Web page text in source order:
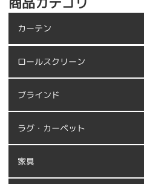
カーテン
ロールスクリーン
ブラインド
ラグ・カーペット
家具